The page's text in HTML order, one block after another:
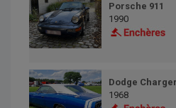
Porsche 911
1990
Dodge
1968